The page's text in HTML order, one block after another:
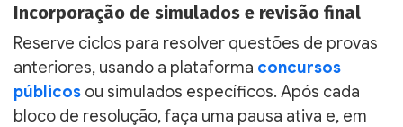
Incorporação de simulados e revisão final
Reserve ciclos para resolver questões de provas
anteriores, usando a plataforma concursos
públicos ou simulados específicos. Após cada
bloco de resolução, faça uma pausa ativa e, em